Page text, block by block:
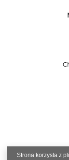
Strona korzysta z